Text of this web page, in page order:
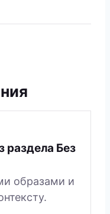
раздела Без
образами и